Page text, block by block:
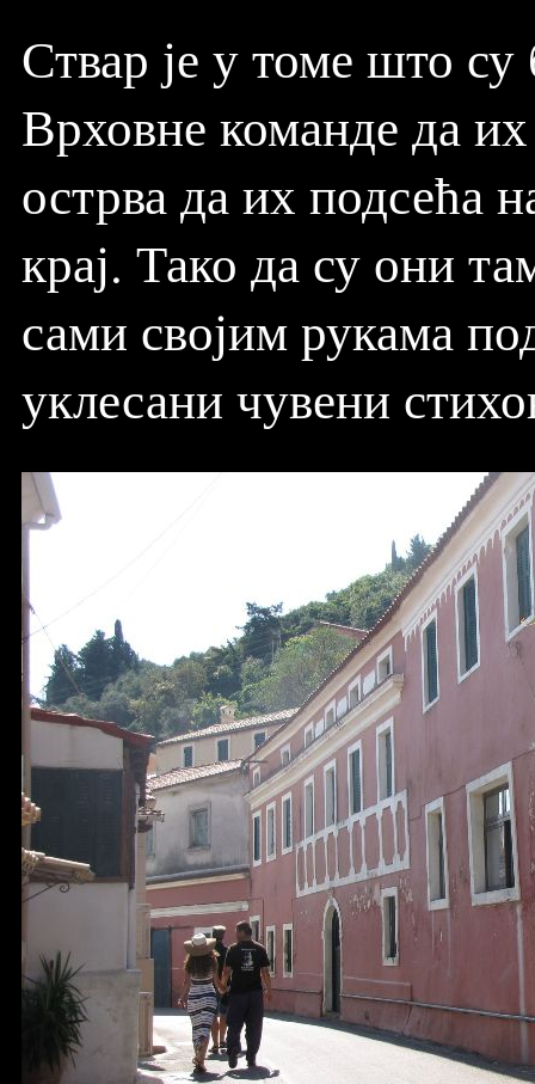
Ствар је у томе што
Врховне команде да
острва да их
крај. Тако да су они
сами својим рукама
уклесани чувени